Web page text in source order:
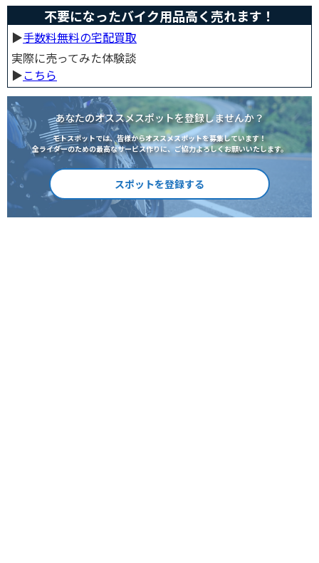
不要になったバイク用品高く売れます！
▶︎手数料無料の宅配買取
実際に売ってみた体験談
▶︎こちら
あなたのオススメスポットを登録しませんか？
モトスポットでは、皆様からオススメスポットを募集しています！
全ライダーのための最高なサービス作りに、ご協力よろしくお願いいたします。
スポットを登録する